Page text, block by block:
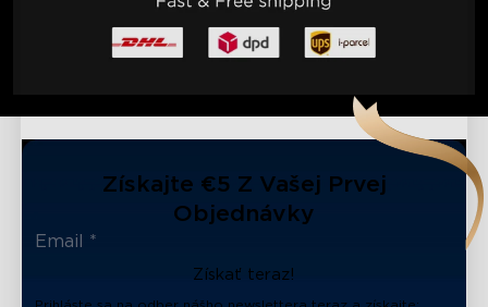
Získajte €5 Z Vašej Prvej
Objednávky
Získať teraz!